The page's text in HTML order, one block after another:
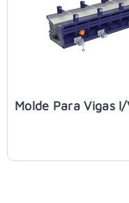
Molde Para Vigas